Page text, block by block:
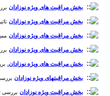
بخش مراقبت های ویژه نوزادان
بخش مراقبت های ویژه نوزادان
بخش مراقبت های ویژه نوزادان
بخش مراقبت های ویژه نوزادان
بخش مراقبت های ویژه نوزادان.
بخش مراقبتهای ویژه نوزادان
بخش مراقبت‌ ویژه نوزادان بررسی